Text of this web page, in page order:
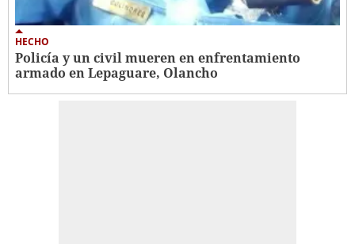
HECHO
Policía y un civil mueren en enfrentamiento
armado en Lepaguare, Olancho